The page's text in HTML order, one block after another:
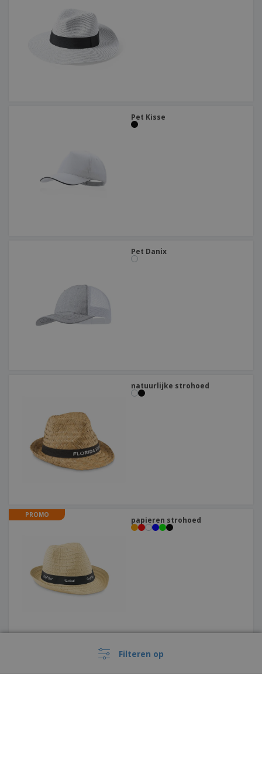
Filteren op
Pet Kisse
Pet Danix
natuurlijke strohoed
PROMO
papieren strohoed
Omkeerbare hoed TRAVEL |
Omkeerbare muts